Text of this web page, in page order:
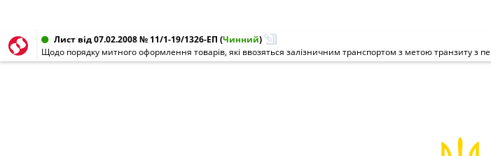
Лист від 07.02.2008 № 11/1-19/1326-ЕП (Чинний)